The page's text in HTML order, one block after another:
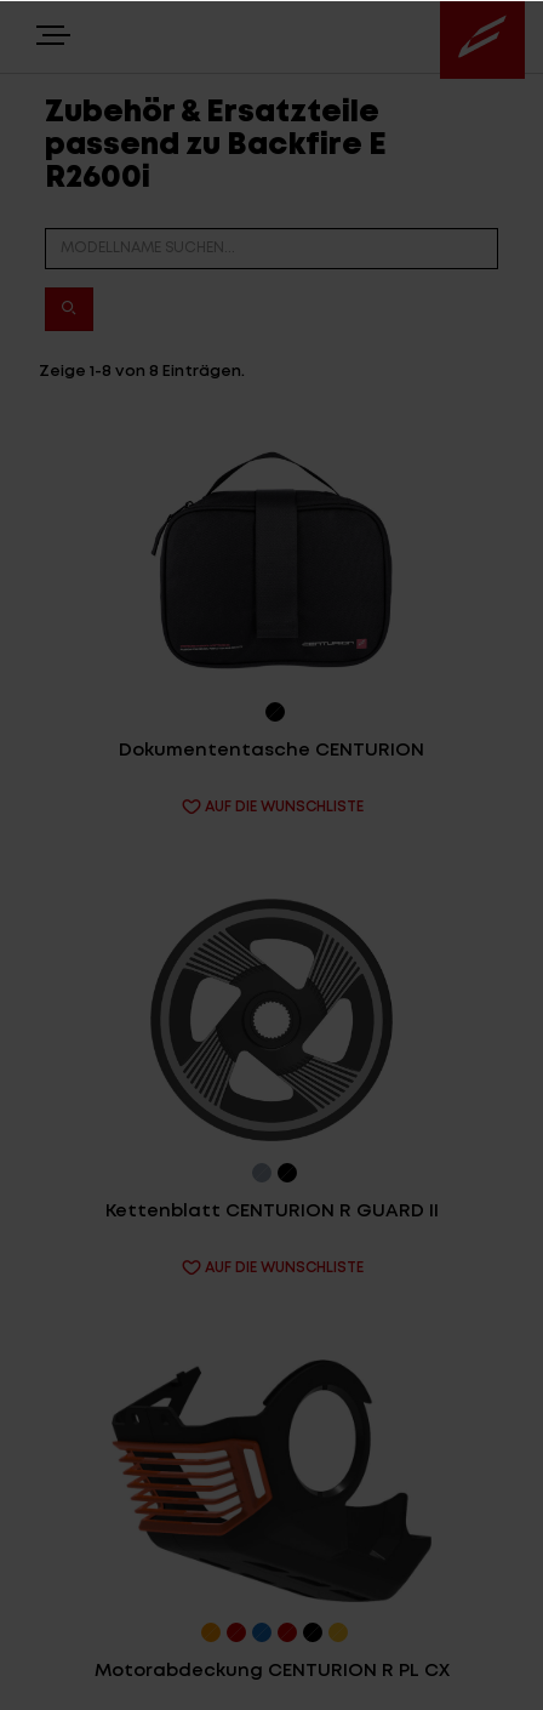
E-BIKES
Über uns
Partner
Jetzt zu unserem Newsletter anmelden
Karriere bei CENTURION
Wir sind Qualität
Fragen - Antworten / FAQ
Finde die richtige Rahmengröße
Zubehör & Ersatzteile
passend zu Backfire E
R2600i
Zeige1-8 von 8 Einträgen.
Dokumententasche CENTURION
AUF DIE WUNSCHLISTE
Kettenblatt CENTURION R GUARD II
AUF DIE WUNSCHLISTE
Motorabdeckung CENTURION R PL CX